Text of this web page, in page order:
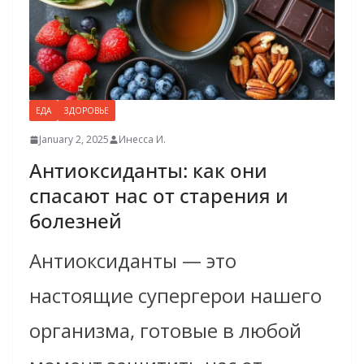
ЕДА ЗДОРОВЬЕ
January 2, 2025 Инесса И.
Антиоксиданты: как они
спасают нас от старения и
болезней
Антиоксиданты — это
настоящие супергерои нашего
организма, готовые в любой